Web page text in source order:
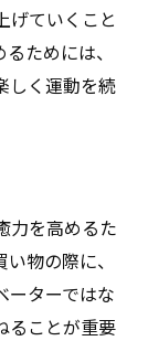
げていくこと
ためには、
しく運動を続
力を高めるた
物の際に、
ーターではな
ることが重要